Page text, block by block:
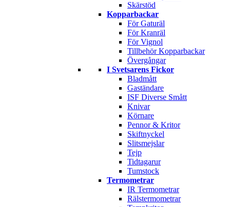
Skärstöd
Kopparbackar
För Gaturäl
För Kranräl
För Vignol
Tillbehör Kopparbackar
Övergångar
I Svetsarens Fickor
Bladmått
Gaständare
ISF Diverse Smått
Knivar
Körnare
Pennor & Kritor
Skiftnyckel
Slitsmejslar
Tejp
Tidtagarur
Tumstock
Termometrar
IR Termometrar
Rälstermometrar